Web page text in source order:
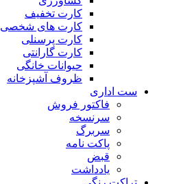
کارت تخفیف
کارت های شخصی
کارت پرسنلی
کارت گارانتی
حیوانات خانگی
ظروف آشپزخانه
ست اداری
فاکتور فروش
سرنسخه
سربرگ
پاکت نامه
قبض
یادداشت